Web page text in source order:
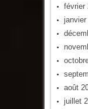
février
janvier
août
juillet